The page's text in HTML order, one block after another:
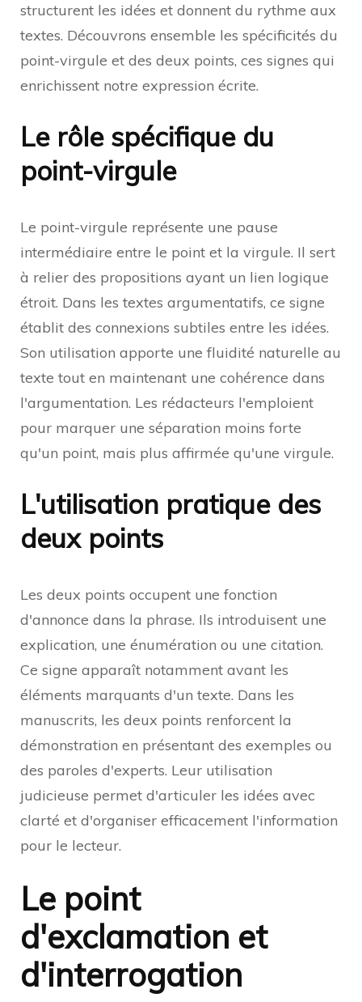
structurent les idées et donnent du rythme aux
textes. Découvrons ensemble les spécificités du
point-virgule et des deux points, ces signes qui
enrichissent notre expression écrite.
Le rôle spécifique du
point-virgule
Le point-virgule représente une pause
intermédiaire entre le point et la virgule. Il sert
à relier des propositions ayant un lien logique
étroit. Dans les textes argumentatifs, ce signe
établit des connexions subtiles entre les idées.
Son utilisation apporte une fluidité naturelle au
texte tout en maintenant une cohérence dans
l'argumentation. Les rédacteurs l'emploient
pour marquer une séparation moins forte
qu'un point, mais plus affirmée qu'une virgule.
L'utilisation pratique des
deux points
Les deux points occupent une fonction
d'annonce dans la phrase. Ils introduisent une
explication, une énumération ou une citation.
Ce signe apparaît notamment avant les
éléments marquants d'un texte. Dans les
manuscrits, les deux points renforcent la
démonstration en présentant des exemples ou
des paroles d'experts. Leur utilisation
judicieuse permet d'articuler les idées avec
clarté et d'organiser efficacement l'information
pour le lecteur.
Le point
d'exclamation et
d'interrogation